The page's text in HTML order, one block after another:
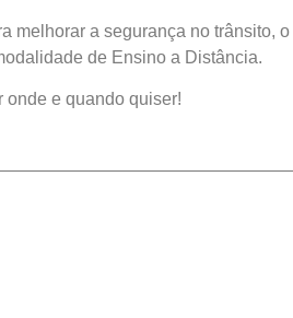
melhorar a segurança no trânsito, o
de Ensino a Distância.
onde e quando quiser!